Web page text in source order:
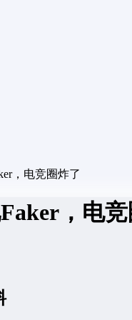
，电竞圈炸了
，电